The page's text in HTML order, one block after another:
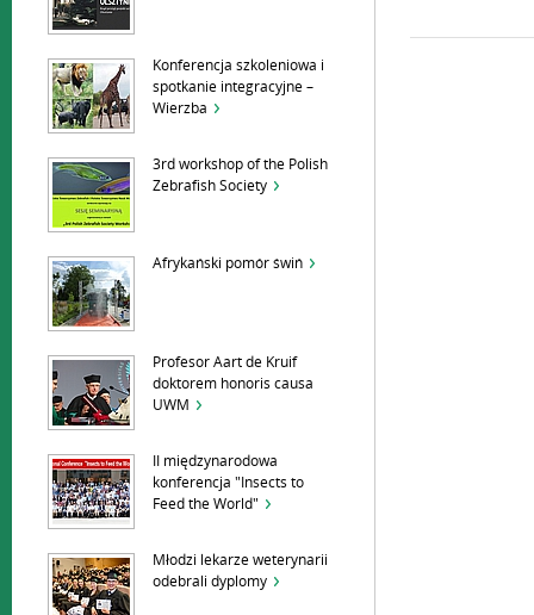
Konferencja szkoleniowa i
spotkanie integracyjne –
Wierzba
3rd workshop of the Polish
Zebrafish Society
Afrykański pomór świń
Profesor Aart de Kruif
doktorem honoris causa
UWM
II międzynarodowa
konferencja "Insects to
Feed the World"
Młodzi lekarze weterynarii
odebrali dyplomy